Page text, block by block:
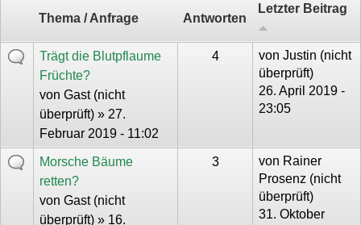
Thema / Anfrage Antworten
Letzter Beitrag
Trägt die Blutpflaume
Früchte?
von Gast (nicht
überprüft) » 27.
Februar 2019 - 11:02
4 von Justin (nicht
überprüft)
26. April 2019 -
23:05
Morsche Bäume
retten?
von Gast (nicht
überprüft) » 16.
3 von Rainer
Prosenz (nicht
überprüft)
31. Oktober